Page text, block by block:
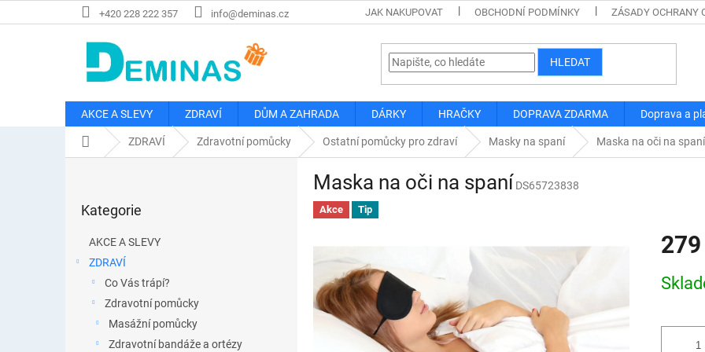
na
+420 228 222 357 info@deminas.cz JAK NAKUPOVAT OBCHODNÍ PODMÍNKY ZÁSADY OCHRANY
HLEDAT
AKCE A SLEVY ZDRAVÍ DŮM A ZAHRADA DÁRKY HRAČKY DOPRAVA ZDARMA Doprava a
Domů ZDRAVÍ Zdravotní pomůcky Ostatní pomůcky pro zdraví Masky na spaní Maska na oči na spaní
kategorie
Kategorie
AKCE A SLEVY
ZDRAVÍ
Co Vás trápí?
Zdravotní pomůcky
Masážní pomůcky
Zdravotní bandáže a ortézy
Maska na oči na spaní DS65723838
Akce Tip
cena: